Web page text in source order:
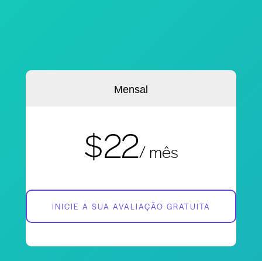
Mensal
$22/ mês
INICIE A SUA AVALIAÇÃO GRATUITA